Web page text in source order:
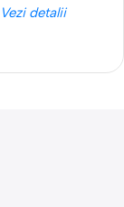
Vezi detalii